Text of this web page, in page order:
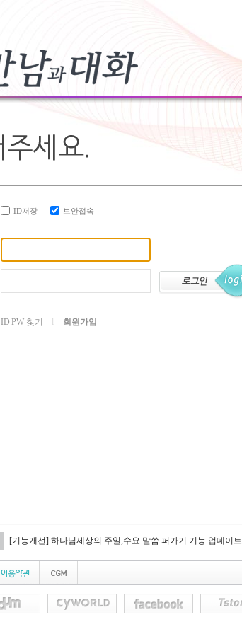
ID저장 보안접속
ID PW 찾기 회원가입
[기능개선] 하나님세상의 주일,수요 말씀 퍼가기 기능 업데이트